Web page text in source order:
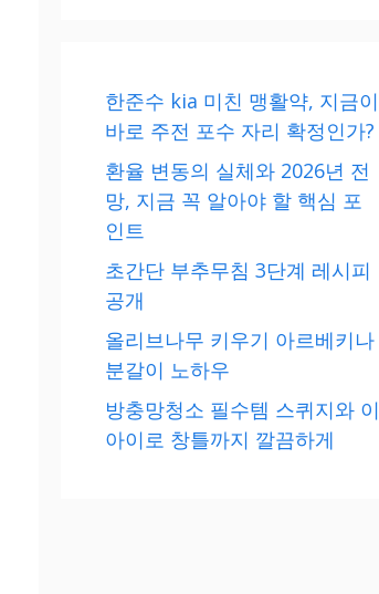
한준수 kia 미친 맹활약, 지금이
바로 주전 포수 자리 확정인가?
환율 변동의 실체와 2026년 전
망, 지금 꼭 알아야 할 핵심 포
인트
초간단 부추무침 3단계 레시피
공개
올리브나무 키우기 아르베키나
분갈이 노하우
방충망청소 필수템 스퀴지와 이
아이로 창틀까지 깔끔하게